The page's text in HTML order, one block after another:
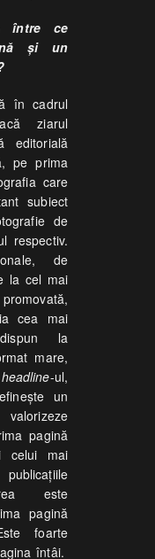
între ce
şi un
în cadrul
ziarul
editorială
pe prima
care
subiect
de
respectiv.
de
la cel mai
cea mai
la
mare,
headline-ul,
un
pagină
celui mai
este
pagină
foarte
întâi.